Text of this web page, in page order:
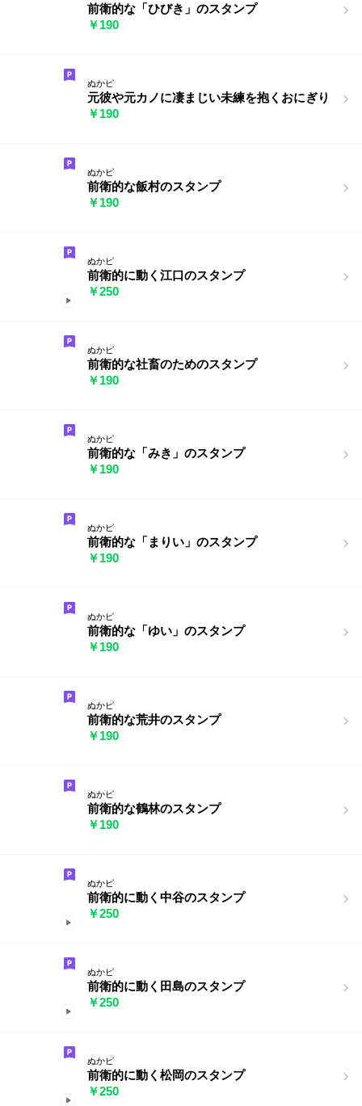
前衛的な「ひびき」のスタンプ
￥190
ぬかピ
元彼や元カノに凄まじい未練を抱くおにぎり
￥190
ぬかピ
前衛的な飯村のスタンプ
￥190
ぬかピ
前衛的に動く江口のスタンプ
￥250
ぬかピ
前衛的な社畜のためのスタンプ
￥190
ぬかピ
前衛的な「みき」のスタンプ
￥190
ぬかピ
前衛的な「まりい」のスタンプ
￥190
ぬかピ
前衛的な「ゆい」のスタンプ
￥190
ぬかピ
前衛的な荒井のスタンプ
￥190
ぬかピ
前衛的な鶴林のスタンプ
￥190
ぬかピ
前衛的に動く中谷のスタンプ
￥250
ぬかピ
前衛的に動く田島のスタンプ
￥250
ぬかピ
前衛的に動く松岡のスタンプ
￥250